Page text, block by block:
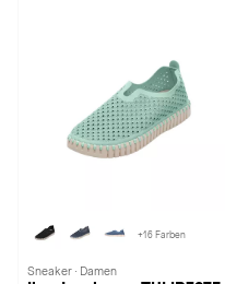
+16 Farben
Sneaker · Damen